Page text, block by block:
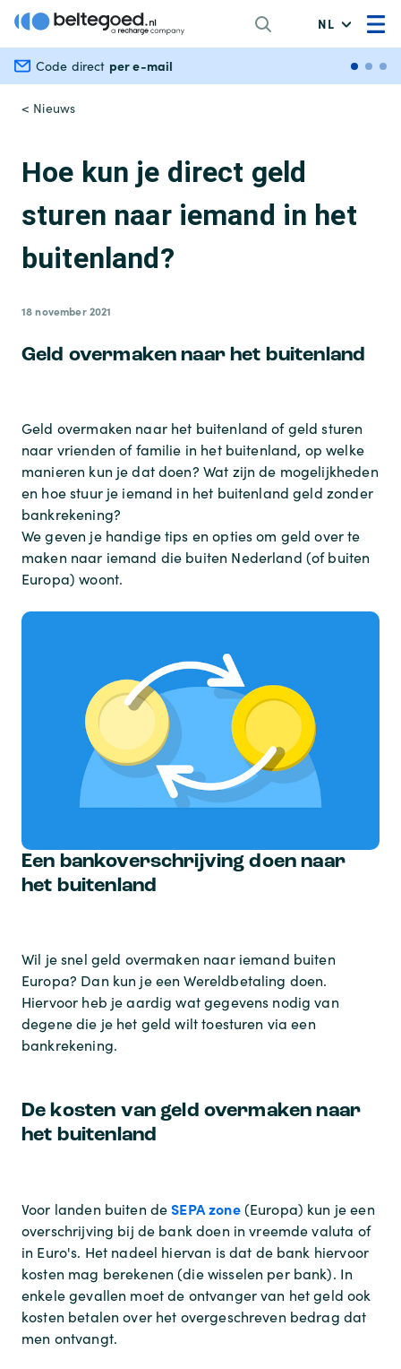
NL
Code direct per e-mail
< Nieuws
Hoe kun je direct geld
sturen naar iemand in het
buitenland?
18 november 2021
Geld overmaken naar het buitenland
Geld overmaken naar het buitenland of geld sturen
naar vrienden of familie in het buitenland, op welke
manieren kun je dat doen? Wat zijn de mogelijkheden
en hoe stuur je iemand in het buitenland geld zonder
bankrekening?
We geven je handige tips en opties om geld over te
maken naar iemand die buiten Nederland (of buiten
Europa) woont.
Een bankoverschrijving doen naar
het buitenland
Wil je snel geld overmaken naar iemand buiten
Europa? Dan kun je een Wereldbetaling doen.
Hiervoor heb je aardig wat gegevens nodig van
degene die je het geld wilt toesturen via een
bankrekening.
De kosten van geld overmaken naar
het buitenland
Voor landen buiten deSEPA zone(Europa) kun je een
overschrijving bij de bank doen in vreemde valuta of
in Euro's. Het nadeel hiervan is dat de bank hiervoor
kosten mag berekenen (die wisselen per bank). In
enkele gevallen moet de ontvanger van het geld ook
kosten betalen over het overgeschreven bedrag dat
men ontvangt.